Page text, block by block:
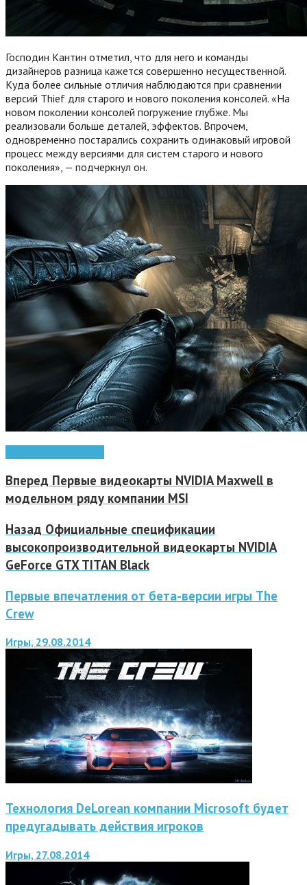
Господин Кантин отметил, что для него и команды
дизайнеров разница кажется совершенно несущественной.
Куда более сильные отличия наблюдаются при сравнении
версий Thief для старого и нового поколения консолей. «На
новом поколении консолей погружение глубже. Мы
реализовали больше деталей, эффектов. Впрочем,
одновременно постарались сохранить одинаковый игровой
процесс между версиями для систем старого и нового
поколения», — подчеркнул он.
Вперед Первые видеокарты NVIDIA Maxwell в
модельном ряду компании MSI
Назад Официальные спецификации
высокопроизводительной видеокарты NVIDIA
GeForce GTX TITAN Black
Первые впечатления от бета-версии игры The
Crew
Игры, 29.08.2014
Технология DeLorean компании Microsoft будет
предугадывать действия игроков
Игры, 27.08.2014